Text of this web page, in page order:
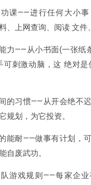
课——进行任何大小
、上网查询、阅读 文件
力——从小书面(一张纸
可刺激动脑，这 绝对是
的习惯——从开会绝不
规划，为它投资。
能耐——做事有计划，
自废武功。
游戏规则——每家企